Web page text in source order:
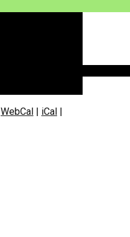
WebCal | iCal |